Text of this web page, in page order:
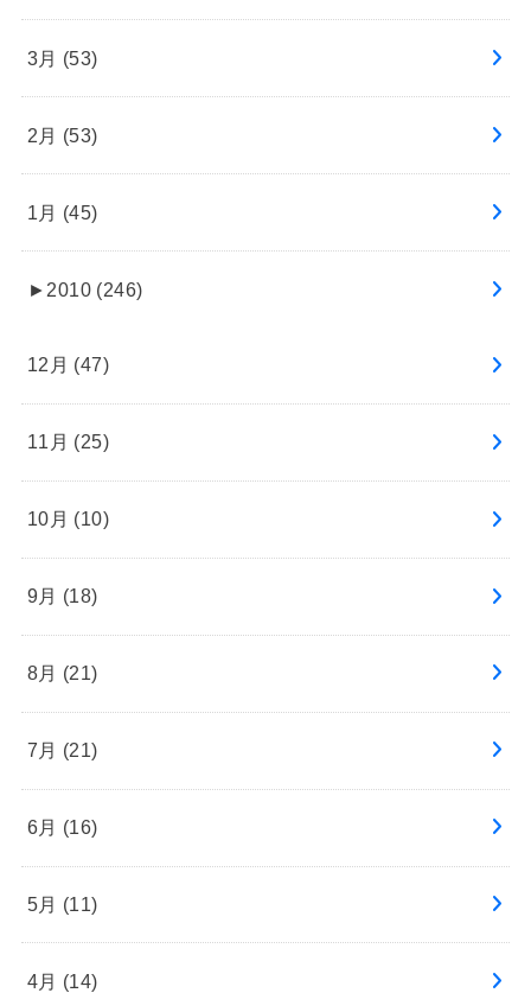
3月 (53)
2月 (53)
1月 (45)
► 2010 (246)
12月 (47)
11月 (25)
10月 (10)
9月 (18)
8月 (21)
7月 (21)
6月 (16)
5月 (11)
4月 (14)